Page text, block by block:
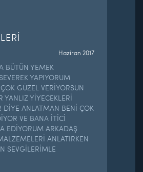
Haziran 2017
BÜTÜN YEMEK
YAPIYORUM
GÜZEL VERİYORSUN
YANLIZ YİYECEKLERİ
DİYE ANLATMAN BENİ ÇOK
VE BANA İTİCİ
EDİYORUM ARKADAŞ
ANLATIRKEN
SEVGİLERİMLE